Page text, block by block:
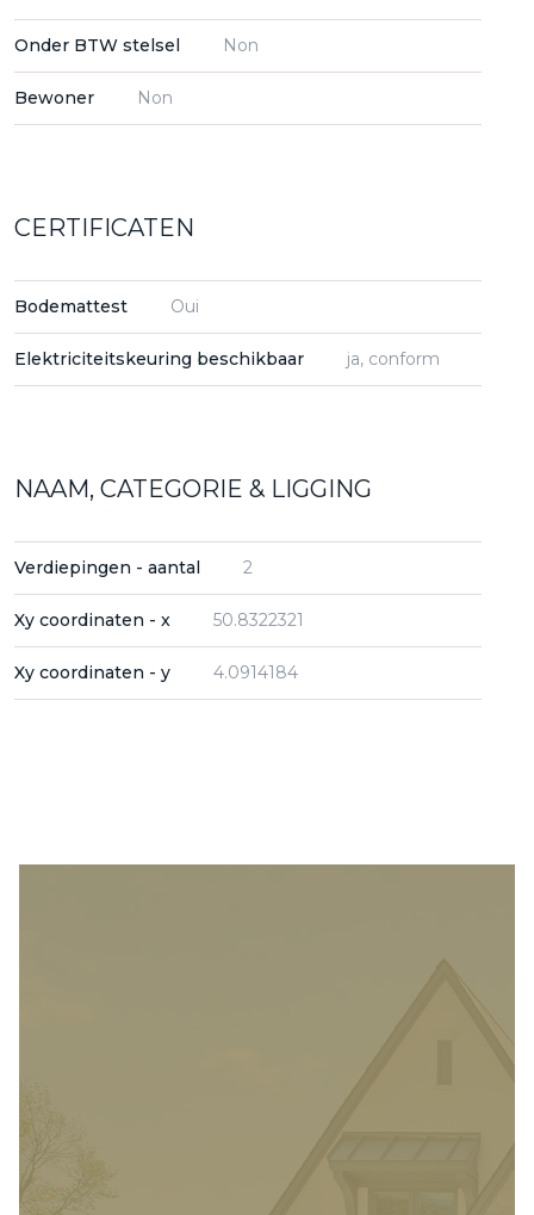
Onder BTW stelsel Non
Bewoner Non
CERTIFICATEN
Bodemattest Oui
Elektriciteitskeuring beschikbaar ja, conform
NAAM, CATEGORIE & LIGGING
Verdiepingen - aantal 2
Xy coordinaten - x 50.8322321
Xy coordinaten - y 4.0914184